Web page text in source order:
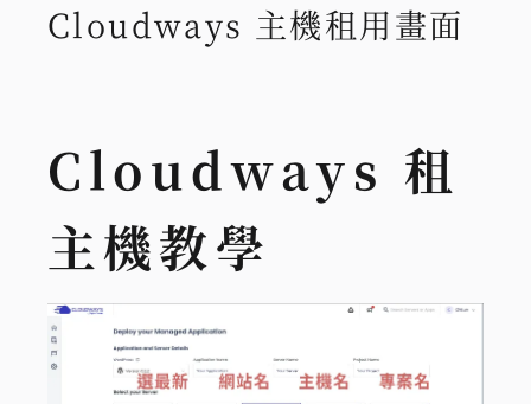
Cloudways 主機租用畫面
Cloudways 租
主機教學